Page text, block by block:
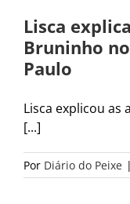
Lisca
Bruninho
Paulo
Lisca explicou as
[...]
Por Diário do Peixe |